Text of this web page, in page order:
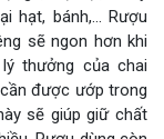
hạt, bánh,… Rượu
sẽ ngon hơn khi
thưởng của chai
được ướp trong
sẽ giúp giữ chất